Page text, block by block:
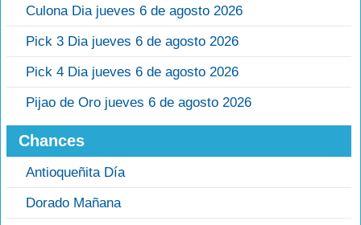
Culona Dia jueves 6 de agosto 2026
Pick 3 Dia jueves 6 de agosto 2026
Pick 4 Dia jueves 6 de agosto 2026
Pijao de Oro jueves 6 de agosto 2026
Chances
Antioqueñita Día
Dorado Mañana